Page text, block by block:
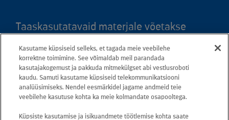
Taaskasutatavaid materjale võetakse
Kaardil klõpsates leiate kõigi maakondade
teeninduspunktid ja teejuhised.
Postiaadress: Betooni 12, 13816 Tallinn
(Eesti)
Kasutame küpsiseid selleks, et tagada meie veebilehe
korrektne toimimine. See võimaldab meil parandada
kasutajakogemust ja pakkuda mitmekülgset abi vestlusroboti
kaudu. Samuti kasutame küpsiseid telekommunikatsiooni
analüüsimiseks. Nendel eesmärkidel jagame andmeid teie
veebilehe kasutuse kohta ka meie kolmandate osapooltega.
Küpsiste kasutamise ja isikuandmete töötlemise kohta saate